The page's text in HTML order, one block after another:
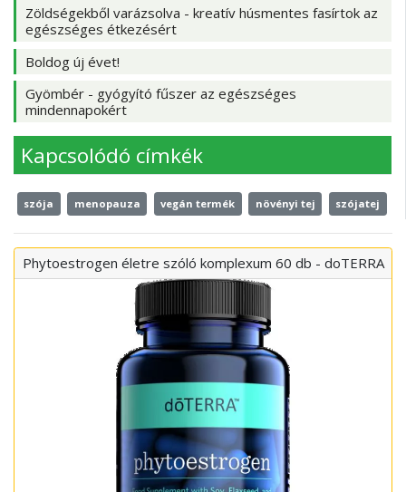
Zöldségekből varázsolva - kreatív húsmentes fasírtok az
egészséges étkezésért
Boldog új évet!
Gyömbér - gyógyító fűszer az egészséges
mindennapokért
Kapcsolódó címkék
szója menopauza vegán termék növényi tej szójatej
Phytoestrogen életre szóló komplexum 60 db - doTERRA